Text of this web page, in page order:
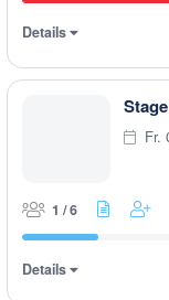
Details
Fr.
1 / 6
Details